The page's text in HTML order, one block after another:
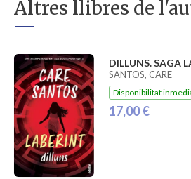
Altres llibres de
DILLUNS. SAGA
SANTOS, CARE
Disponibilitat
17,00 €